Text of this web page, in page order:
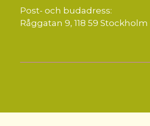
Post- och budadress:
Råggatan 9, 118 59 Stockholm